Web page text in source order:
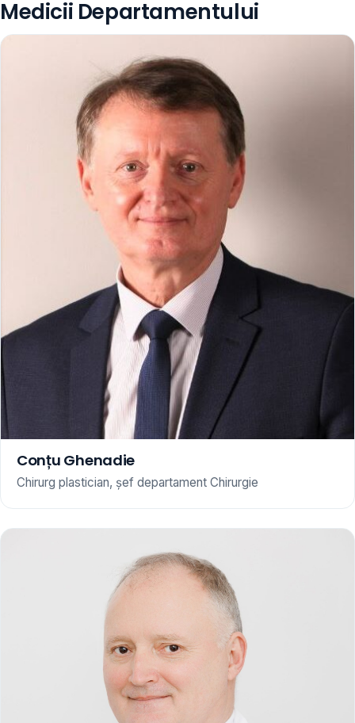
Medicii Departamentului
Conțu Ghenadie
Chirurg plastician, șef departament Chirurgie